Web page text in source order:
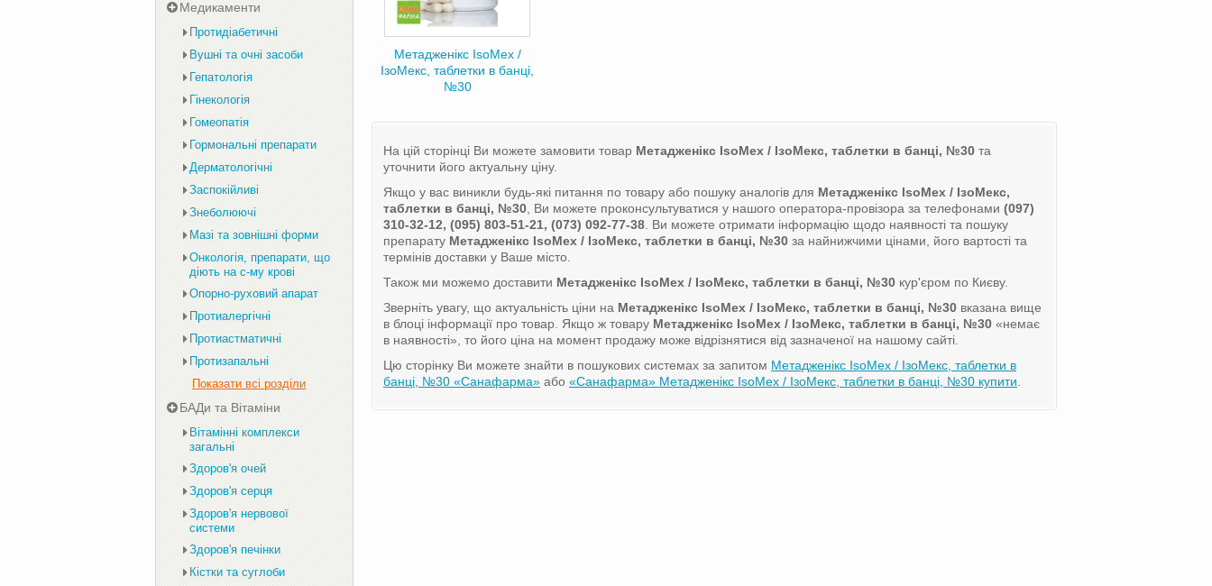
Метадженікс IsoMex /
ІзоМекс, таблетки в банці,
№30
На цій сторінці Ви можете замовити товар Метадженікс IsoMex / ІзоМекс, таблетки в банці, №30 та
уточнити його актуальну ціну.
Якщо у вас виникли будь-які питання по товару або пошуку аналогів для Метадженікс IsoMex / ІзоМекс,
таблетки в банці, №30 , Ви можете проконсультуватися у нашого оператора-провізора за телефонами (097)
310-32-12, (095) 803-51-21, (073) 092-77-38 . Ви можете отримати інформацію щодо наявності та пошуку
препарату Метадженікс IsoMex / ІзоМекс, таблетки в банці, №30 за найнижчими цінами, його вартості та
термінів доставки у Ваше місто.
Також ми можемо доставити Метадженікс IsoMex / ІзоМекс, таблетки в банці, №30 кур'єром по Києву.
Зверніть увагу, що актуальність ціни на Метадженікс IsoMex / ІзоМекс, таблетки в банці, №30 вказана вище
в блоці інформації про товар. Якщо ж товару Метадженікс IsoMex / ІзоМекс, таблетки в банці, №30 «немає
в наявності», то його ціна на момент продажу може відрізнятися від зазначеної на нашому сайті.
Цю сторінку Ви можете знайти в пошукових системах за запитом Метадженікс IsoMex / ІзоМекс, таблетки в
банці, №30 «Санафарма» або «Санафарма» Метадженікс IsoMex / ІзоМекс, таблетки в банці, №30 купити
Медикаменти
Протидіабетичні
Вушні та очні засоби
Гепатологія
Гінекологія
Гомеопатія
Гормональні препарати
Дерматологічні
Заспокійливі
Знеболюючі
Мазі та зовнішні форми
Онкологія, препарати, що
діють на с-му крові
Опорно-руховий апарат
Протиалергічні
Протиастматичні
Протизапальні
Показати всі розділи
БАДи та Вітаміни
Вітамінні комплекси
загальні
Здоров'я очей
Здоров'я серця
Здоров'я нервової
системи
Здоров'я печінки
Кістки та суглоби